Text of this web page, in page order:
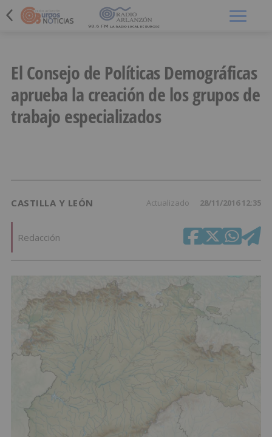
El Consejo de Políticas Demográficas
aprueba la creación de los grupos de
trabajo especializados
CASTILLA Y LEÓN Actualizado 28/11/2016 12:35
Redacción